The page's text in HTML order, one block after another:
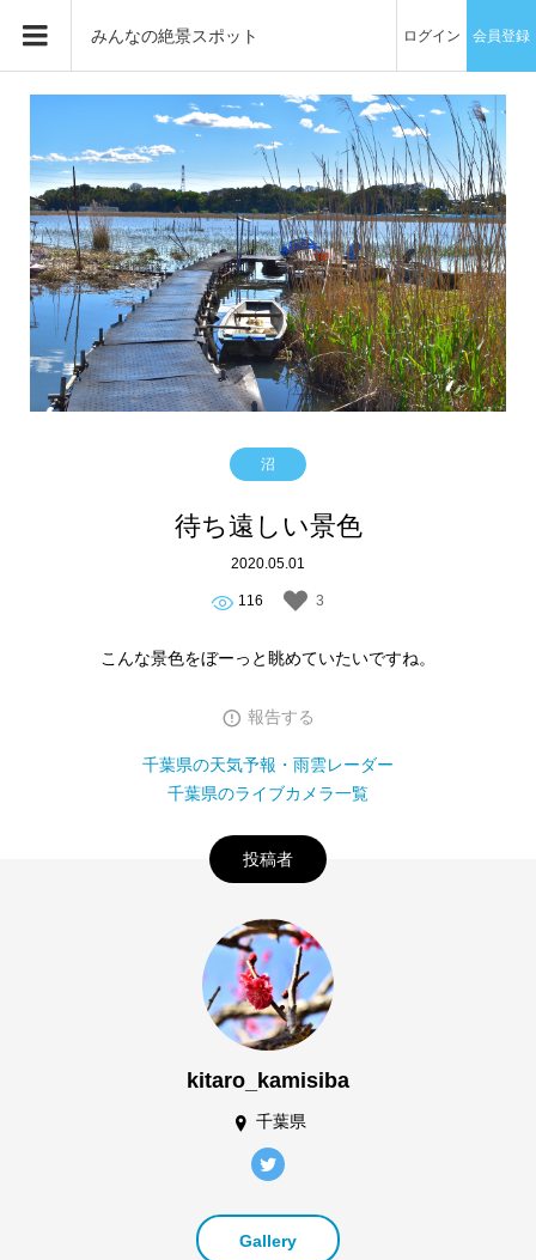
みんなの絶景スポット ログイン 会員登録
沼
待ち遠しい景色
2020.05.01
116 3
こんな景色をぼーっと眺めていたいですね。
報告する
千葉県の天気予報・雨雲レーダー
千葉県のライブカメラ一覧
投稿者
kitaro_kamisiba
千葉県
Gallery